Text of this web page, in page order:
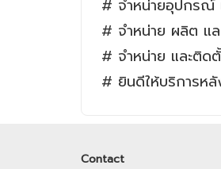
# จำหน่ายอุปกรณ์
# จำหน่าย ผลิต แ
# จำหน่าย และติด
# ยินดีให้บริการหลั
Contact